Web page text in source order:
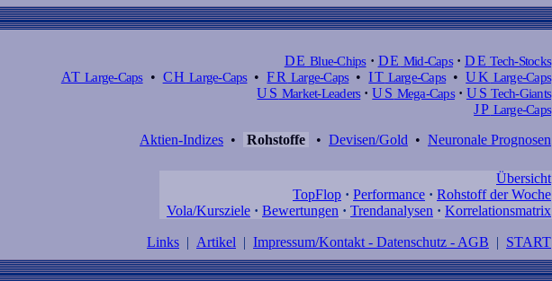
DE Blue-Chips · DE Mid-Caps · DE Tech-Stocks
AT Large-Caps• CH Large-Caps•FR Large-Caps•IT Large-Caps•UK Large-Caps
US Market-Leaders · US Mega-Caps · US Tech-Giants
JP Large-Caps
Aktien-Indizes • Rohstoffe • Devisen/Gold • Neuronale Prognosen
Übersicht
TopFlop · Performance · Rohstoff der Woche
Vola/Kursziele · Bewertungen · Trendanalysen · Korrelationsmatrix
Links | Artikel | Impressum/Kontakt - Datenschutz - AGB | START